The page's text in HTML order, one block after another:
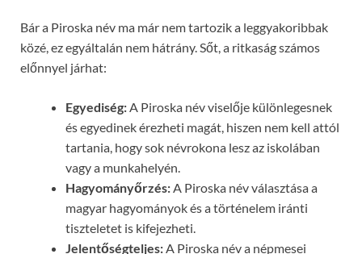
Bár a Piroska név ma már nem tartozik a leggyakoribbak
közé, ez egyáltalán nem hátrány. Sőt, a ritkaság számos
előnnyel járhat:
Egyediség: A Piroska név viselője különlegesnek
és egyedinek érezheti magát, hiszen nem kell attól
tartania, hogy sok névrokona lesz az iskolában
vagy a munkahelyén.
Hagyományőrzés: A Piroska név választása a
magyar hagyományok és a történelem iránti
tiszteletet is kifejezheti.
Jelentőségteljes: A Piroska név a népmesei